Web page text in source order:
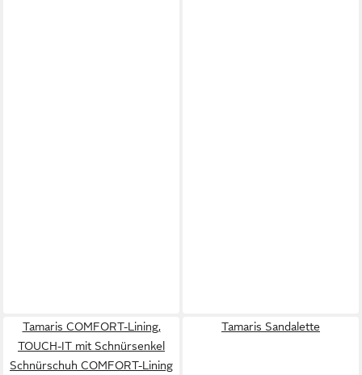
Tamaris COMFORT-Lining,
TOUCH-IT mit Schnürsenkel
Schnürschuh COMFORT-Lining
Tamaris Sandalette